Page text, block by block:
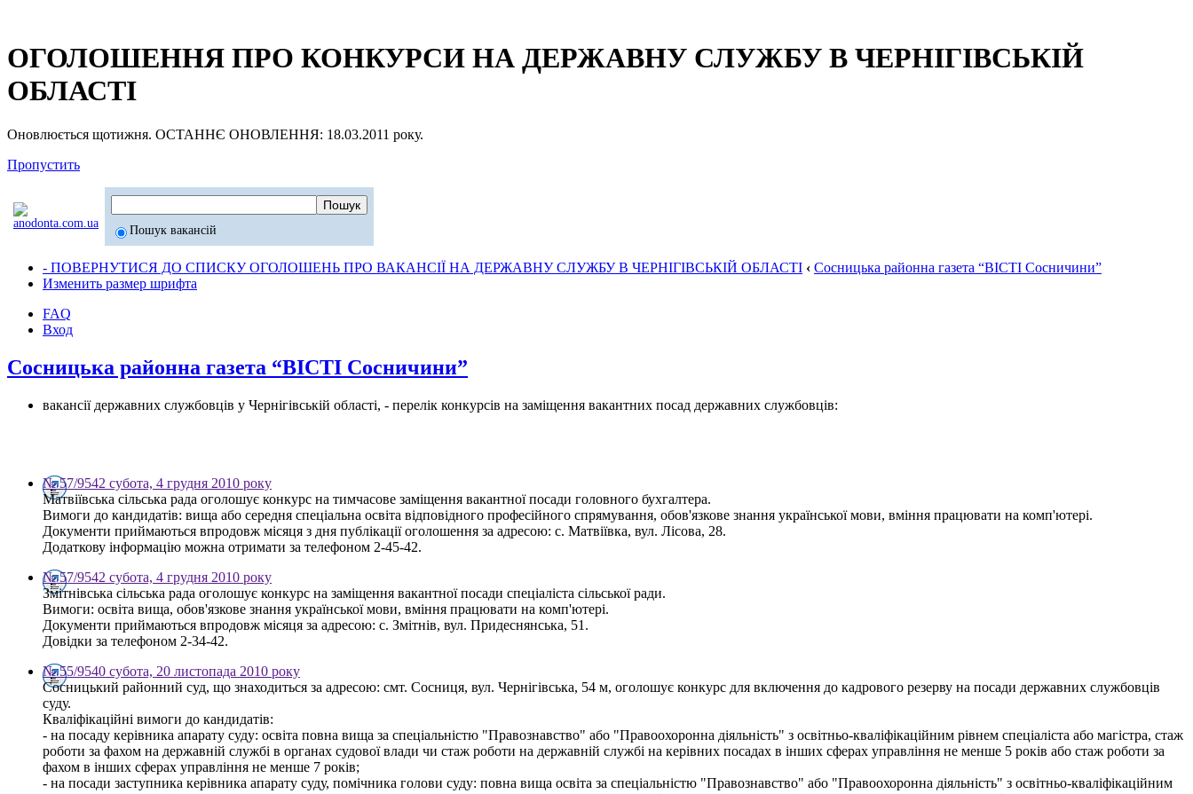
ОГОЛОШЕННЯ ПРО КОНКУРСИ НА ДЕРЖАВНУ СЛУЖБУ В ЧЕРНІГІВСЬКІЙ
ОБЛАСТІ
Оновлюється щотижня. ОСТАННЄ ОНОВЛЕННЯ: 18.03.2011 року.
Пропустить
Пошук вакансій
- ПОВЕРНУТИСЯ ДО СПИСКУ ОГОЛОШЕНЬ ПРО ВАКАНСІЇ НА ДЕРЖАВНУ СЛУЖБУ В ЧЕРНІГІВСЬКІЙ ОБЛАСТІ ‹ Сосницька районна газета “ВІСТІ Сосничини”
Изменить размер шрифта
FAQ
Вход
Сосницька районна газета “ВІСТІ Сосничини”
вакансії державних службовців у Чернігівській області, - перелік конкурсів на заміщення вакантних посад державних службовців:
№ 57/9542 субота, 4 грудня 2010 року
Матвіївська сільська рада оголошує конкурс на тимчасове заміщення вакантної посади головного бухгалтера.
Вимоги до кандидатів: вища або середня спеціальна освіта відповідного професійного спрямування, обов'язкове знання української мови, вміння працювати на комп'ютері.
Документи приймаються впродовж місяця з дня публікації оголошення за адресою: с. Матвіївка, вул. Лісова, 28.
Додаткову інформацію можна отримати за телефоном 2-45-42.
№ 57/9542 субота, 4 грудня 2010 року
Змітнівська сільська рада оголошує конкурс на заміщення вакантної посади спеціаліста сільської ради.
Вимоги: освіта вища, обов'язкове знання української мови, вміння працювати на комп'ютері.
Документи приймаються впродовж місяця за адресою: с. Змітнів, вул. Придеснянська, 51.
Довідки за телефоном 2-34-42.
№ 55/9540 субота, 20 листопада 2010 року
Сосницький районний суд, що знаходиться за адресою: смт. Сосниця, вул. Чернігівська, 54 м, оголошує конкурс для включення до кадрового резерву на посади державних службовців
суду.
Кваліфікаційні вимоги до кандидатів:
- на посаду керівника апарату суду: освіта повна вища за спеціальністю "Правознавство" або "Правоохоронна діяльність" з освітньо-кваліфікаційним рівнем спеціаліста або магістра, стаж
роботи за фахом на державній службі в органах судової влади чи стаж роботи на державній службі на керівних посадах в інших сферах управління не менше 5 років або стаж роботи за
фахом в інших сферах управління не менше 7 років;
- на посади заступника керівника апарату суду, помічника голови суду: повна вища освіта за спеціальністю "Правознавство" або "Правоохоронна діяльність" з освітньо-кваліфікаційним